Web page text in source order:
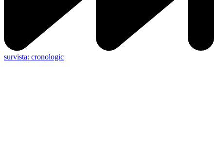
survista: cronologic